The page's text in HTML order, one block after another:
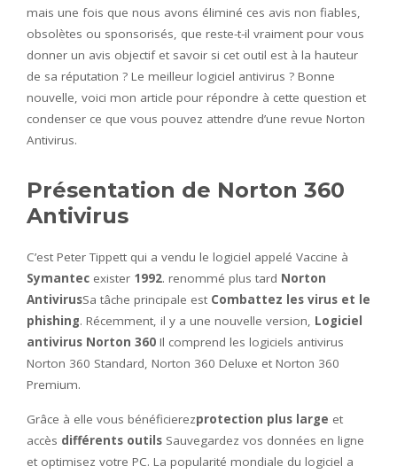
mais une fois que nous avons éliminé ces avis non fiables,
obsolètes ou sponsorisés, que reste-t-il vraiment pour vous
donner un avis objectif et savoir si cet outil est à la hauteur
de sa réputation ? Le meilleur logiciel antivirus ? Bonne
nouvelle, voici mon article pour répondre à cette question et
condenser ce que vous pouvez attendre d’une revue Norton
Antivirus.
Présentation de Norton 360
Antivirus
C’est Peter Tippett qui a vendu le logiciel appelé Vaccine à
Symantec exister 1992. renommé plus tard Norton
AntivirusSa tâche principale est Combattez les virus et le
phishing. Récemment, il y a une nouvelle version, Logiciel
antivirus Norton 360 Il comprend les logiciels antivirus
Norton 360 Standard, Norton 360 Deluxe et Norton 360
Premium.
Grâce à elle vous bénéficierezprotection plus large et
accès différents outils Sauvegardez vos données en ligne
et optimisez votre PC. La popularité mondiale du logiciel a